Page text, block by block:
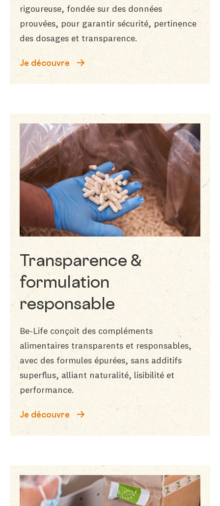
rigoureuse, fondée sur des données
prouvées, pour garantir sécurité, pertinence
des dosages et transparence.
Je découvre
Transparence &
formulation
responsable
Be-Life conçoit des compléments
alimentaires transparents et responsables,
avec des formules épurées, sans additifs
superflus, alliant naturalité, lisibilité et
performance.
Je découvre